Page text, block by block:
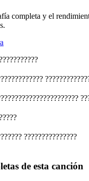
completa y el
???????????????
de esta canción